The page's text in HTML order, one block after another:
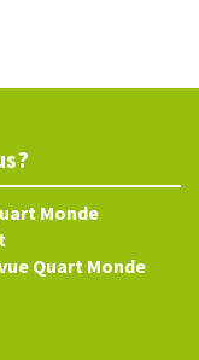
Monde
Quart Monde